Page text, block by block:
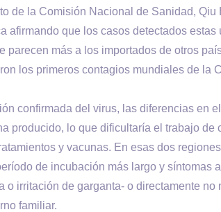
de la Comisión Nacional de Sanidad, Qiu
afirmando que los casos detectados estas
parecen más a los importados de otros
los primeros contagios mundiales de la
confirmada del virus, las diferencias en
producido, lo que dificultaría el trabajo de
y vacunas. En esas dos
de incubación más largo y síntomas
o irritación de garganta- o directamente no
familiar.